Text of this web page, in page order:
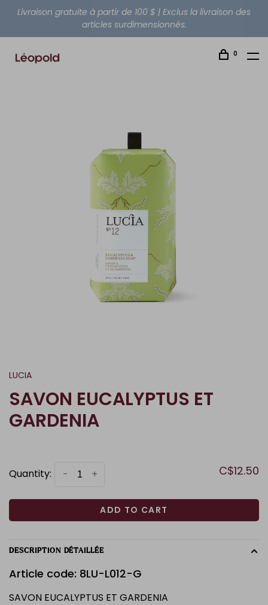
Livraison gratuite à partir de 100 $ | Exclus la livraison des
articles surdimensionnés.
0
LUCIA
SAVON EUCALYPTUS ET
GARDENIA
Quantity: +
- C$12.50
ADD TO CART
DESCRIPTION DÉTAILLÉE
Article code: 8LU-L012-G
SAVON EUCALYPTUS ET GARDENIA